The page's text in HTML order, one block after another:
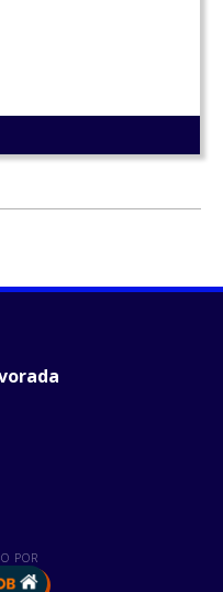
POR